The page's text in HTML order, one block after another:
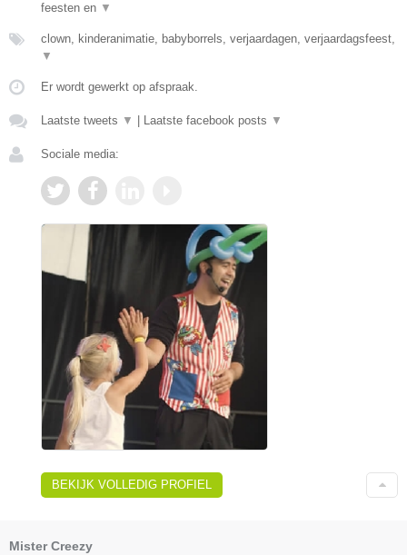
feesten en ▼
clown, kinderanimatie, babyborrels, verjaardagen, verjaardagsfeest,
▼
Er wordt gewerkt op afspraak.
Laatste tweets ▼ Laatste facebook posts ▼
Sociale media:
BEKIJK VOLLEDIG PROFIEL
Mister Creezy